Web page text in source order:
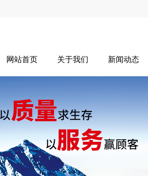
网站首页 关于我们 新闻动态